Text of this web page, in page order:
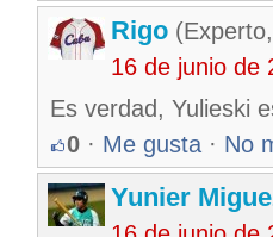
Rigo
16 de junio de
Es verdad, Yulieski
0 · Me gusta · No
Yunier